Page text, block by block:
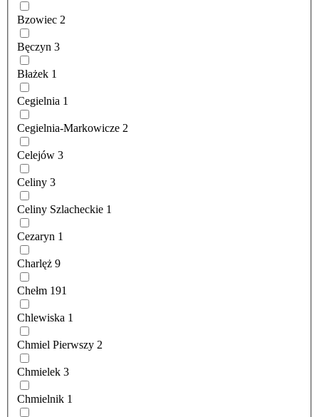
Bzowiec 2
Bęczyn 3
Błażek 1
Cegielnia 1
Cegielnia-Markowicze 2
Celejów 3
Celiny 3
Celiny Szlacheckie 1
Cezaryn 1
Charlęż 9
Chełm 191
Chlewiska 1
Chmiel Pierwszy 2
Chmielek 3
Chmielnik 1